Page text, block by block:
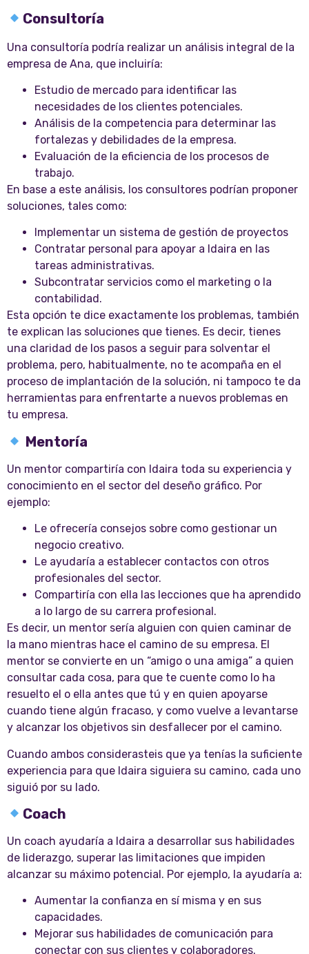
Consultoría
Una consultoría podría realizar un análisis integral de la
empresa de Ana, que incluiría:
Estudio de mercado para identificar las
necesidades de los clientes potenciales.
Análisis de la competencia para determinar las
fortalezas y debilidades de la empresa.
Evaluación de la eficiencia de los procesos de
trabajo.
En base a este análisis, los consultores podrían proponer
soluciones, tales como:
Implementar un sistema de gestión de proyectos
Contratar personal para apoyar a Idaira en las
tareas administrativas.
Subcontratar servicios como el marketing o la
contabilidad.
Esta opción te dice exactamente los problemas, también
te explican las soluciones que tienes. Es decir, tienes
una claridad de los pasos a seguir para solventar el
problema, pero, habitualmente, no te acompaña en el
proceso de implantación de la solución, ni tampoco te da
herramientas para enfrentarte a nuevos problemas en
tu empresa.
Mentoría
Un mentor compartiría con Idaira toda su experiencia y
conocimiento en el sector del deseño gráfico. Por
ejemplo:
Le ofrecería consejos sobre como gestionar un
negocio creativo.
Le ayudaría a establecer contactos con otros
profesionales del sector.
Compartiría con ella las lecciones que ha aprendido
a lo largo de su carrera profesional.
Es decir, un mentor sería alguien con quien caminar de
la mano mientras hace el camino de su empresa. El
mentor se convierte en un “amigo o una amiga” a quien
consultar cada cosa, para que te cuente como lo ha
resuelto el o ella antes que tú y en quien apoyarse
cuando tiene algún fracaso, y como vuelve a levantarse
y alcanzar los objetivos sin desfallecer por el camino.
Cuando ambos considerasteis que ya tenías la suficiente
experiencia para que Idaira siguiera su camino, cada uno
siguió por su lado.
Coach
Un coach ayudaría a Idaira a desarrollar sus habilidades
de liderazgo, superar las limitaciones que impiden
alcanzar su máximo potencial. Por ejemplo, la ayudaría a:
Aumentar la confianza en sí misma y en sus
capacidades.
Mejorar sus habilidades de comunicación para
conectar con sus clientes y colaboradores.